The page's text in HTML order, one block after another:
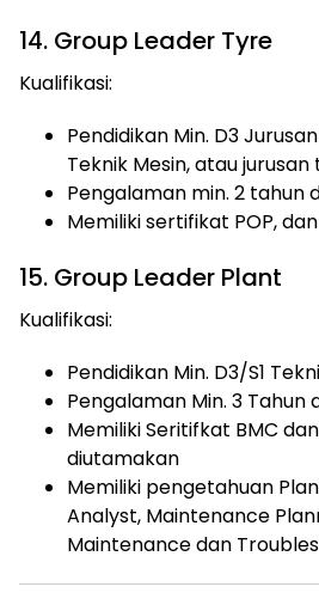
14. Group Leader Tyre
Kualifikasi:
Pendidikan Min. D3
Teknik Mesin, atau
Pengalaman min. 2 tahun
Memiliki sertifikat POP,
15. Group Leader Plant
Kualifikasi:
Pendidikan Min. D3/S1
Pengalaman Min. 3 Tahun
Memiliki Seritifkat BMC
diutamakan
Memiliki pengetahuan
Analyst, Maintenance
Maintenance dan